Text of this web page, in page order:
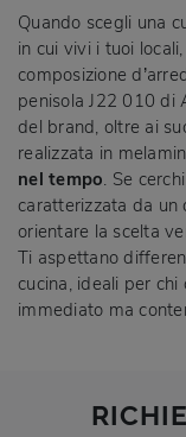
Quando scegli una
in cui vivi i tuoi
composizione
penisola J22 010 di
del brand, oltre ai
realizzata in
nel tempo. Se
caratterizzata da un
orientare la scelta
Ti aspettano
cucina, ideali per
immediato ma